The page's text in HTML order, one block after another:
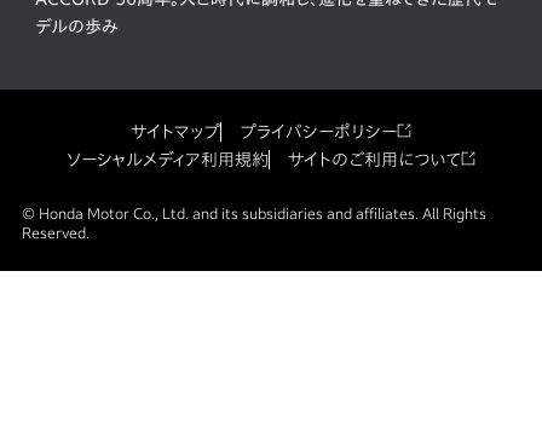
デルの歩み
サイトマップ
プライバシーポリシー
ソーシャルメディア利用規約
サイトのご利用について
© Honda Motor Co., Ltd. and its subsidiaries and affiliates. All Rights
Reserved.